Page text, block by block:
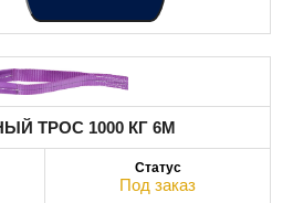
ТРОС 1000 КГ 6M
Под заказ